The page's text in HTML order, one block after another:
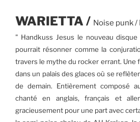
WARIETTA / Noise punk /
" Handkuss Jesus le nouveau
pourrait résonner comme la
travers le mythe du rocker errant. Une
dans un palais des glaces où se
de demain. Entièrement composé
chanté en anglais, français et
gracieusement pour une part avec